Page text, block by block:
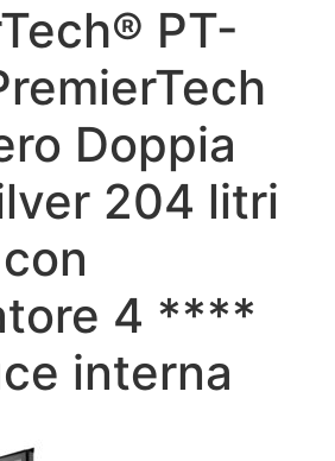
PT-
Doppia
204 litri
4 ****
interna